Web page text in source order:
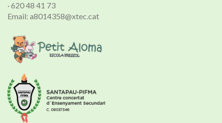
· 620 48 41 73
Email: a8014358@xtec.cat